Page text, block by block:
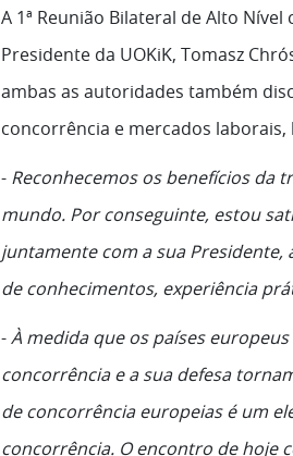
A 1ª Reunião Bilateral de Alto
Presidente da UOKiK, Tomasz
ambas as autoridades também
concorrência e mercados
- Reconhecemos os benefícios da
mundo. Por conseguinte, estou
juntamente com a sua
de conhecimentos, experiência
-À medida que os países
concorrência e a sua defesa
de concorrência europeias é um
concorrência. O encontro de hoje